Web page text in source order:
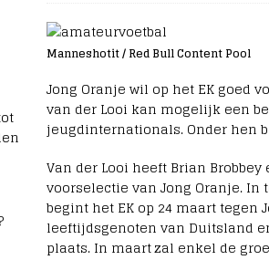
Manneshotit / Red Bull Content Pool
Jong Oranje wil op het EK goed
van der Looi kan mogelijk een
jeugdinternationals. Onder hen
Van der Looi heeft Brian
voorselectie van Jong Oranje. In
begint het EK op 24 maart tegen
leeftijdsgenoten van Duitsland
plaats. In maart zal enkel de